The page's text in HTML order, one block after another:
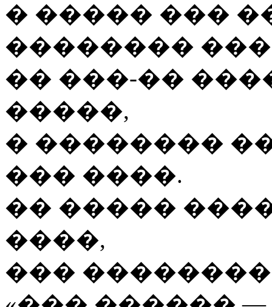
� ����� ���
��������
�� ���-��
�����,
� ��������
��� ����.
�� �����
����,
���